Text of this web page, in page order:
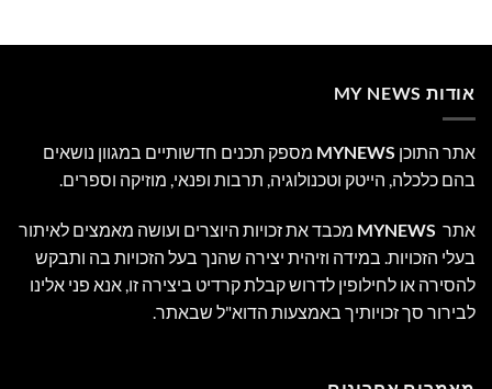
אודות MY NEWS
אתר התוכן MYNEWS מספק תכנים חדשותיים במגוון נושאים
בהם כלכלה, הייטק וטכנולוגיה, תרבות ופנאי, מוזיקה וספרים.
אתר MYNEWS מכבד את זכויות היוצרים ועושה מאמצים לאיתור
בעלי הזכויות. במידה וזיהית יצירה שהנך בעל הזכויות בה ותבקש
להסירה או לחילופין לדרוש קבלת קרדיט ביצירה זו, אנא פני אלינו
לבירור סך זכויותיך באמצעות הדוא"ל שבאתר.